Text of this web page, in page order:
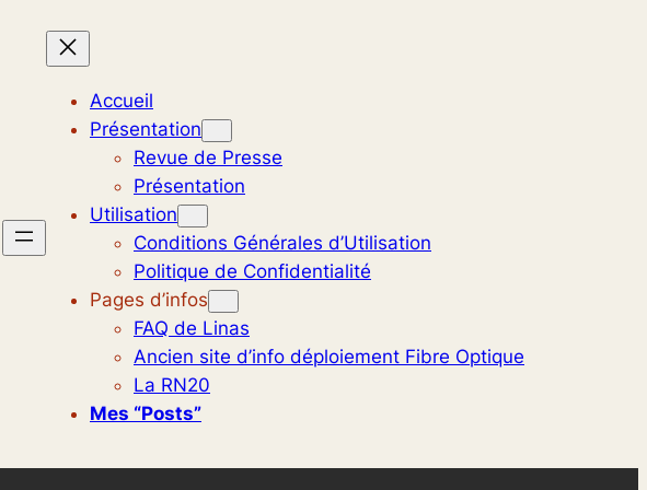
Accueil
Présentation
Revue de Presse
Présentation
Utilisation
Conditions Générales d’Utilisation
Politique de Confidentialité
Pages d’infos
FAQ de Linas
Ancien site d’info déploiement Fibre Optique
La RN20
Mes “posts”